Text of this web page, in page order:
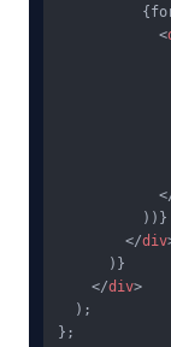
<
          ))}
</div
      )}
</div>
  );
};